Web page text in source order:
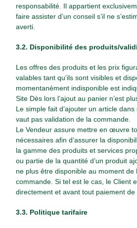
responsabilité. Il appartient
faire assister d’un conseil s’il ne
averti.
3.2. Disponibilité des produits/
Les offres des produits et les prix
valables tant qu’ils sont visibles et
momentanément indisponible est
Site Dès lors l’ajout au panier n’est
Le simple fait d’ajouter un article
vaut pas validation de la commande.
Le Vendeur assure mettre en œuvre
nécessaires afin d’assurer la
la gamme des produits et services
ou partie de la quantité d’un produit
ne plus être disponible au moment de
commande. Si tel est le cas, le Client
directement et avant tout paiement de
3.3. Politique tarifaire